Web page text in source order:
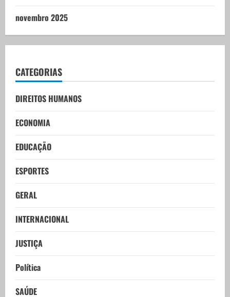
novembro 2025
CATEGORIAS
DIREITOS HUMANOS
ECONOMIA
EDUCAÇÃO
ESPORTES
GERAL
INTERNACIONAL
JUSTIÇA
Política
SAÚDE